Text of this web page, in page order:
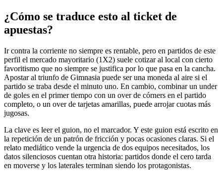
¿Cómo se traduce esto al ticket de
apuestas?
Ir contra la corriente no siempre es rentable, pero en partidos de este
perfil el mercado mayoritario (1X2) suele cotizar al local con cierto
favoritismo que no siempre se justifica por lo que pasa en la cancha.
Apostar al triunfo de Gimnasia puede ser una moneda al aire si el
partido se traba desde el minuto uno. En cambio, combinar un under
de goles en el primer tiempo con un over de córners en el partido
completo, o un over de tarjetas amarillas, puede arrojar cuotas más
jugosas.
La clave es leer el guion, no el marcador. Y este guion está escrito en
la repetición de un patrón de fricción y pocas ocasiones claras. Si el
relato mediático vende la urgencia de dos equipos necesitados, los
datos silenciosos cuentan otra historia: partidos donde el cero tarda
en moverse y los laterales terminan siendo los protagonistas.